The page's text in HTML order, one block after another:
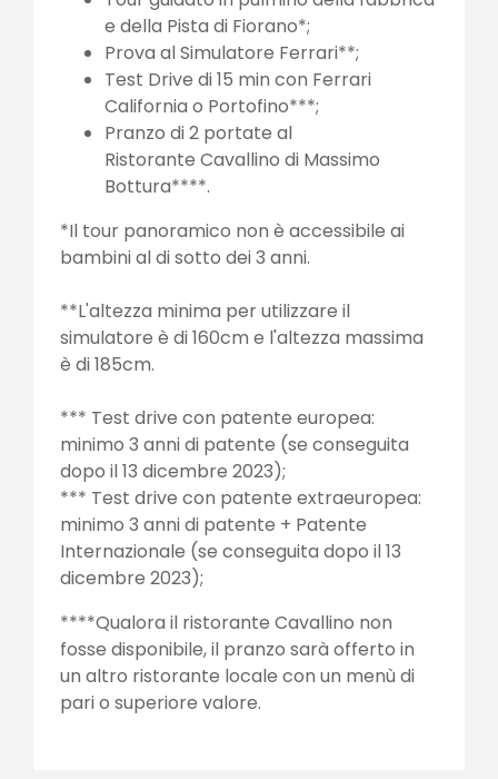
e della Pista di Fiorano*;
Prova al Simulatore Ferrari**;
Test Drive di 15 min con Ferrari
California o Portofino***;
Pranzo di 2 portate al
Ristorante Cavallino di Massimo
Bottura****.
*Il tour panoramico non è accessibile ai
bambini al di sotto dei 3 anni.
**L'altezza minima per utilizzare il
simulatore è di 160cm e l'altezza massima
è di 185cm.
*** Test drive con patente europea:
minimo 3 anni di patente (se conseguita
dopo il 13 dicembre 2023);
*** Test drive con patente extraeuropea:
minimo 3 anni di patente + Patente
Internazionale (se conseguita dopo il 13
dicembre 2023);
****Qualora il ristorante Cavallino non
fosse disponibile, il pranzo sarà offerto in
un altro ristorante locale con un menù di
pari o superiore valore.